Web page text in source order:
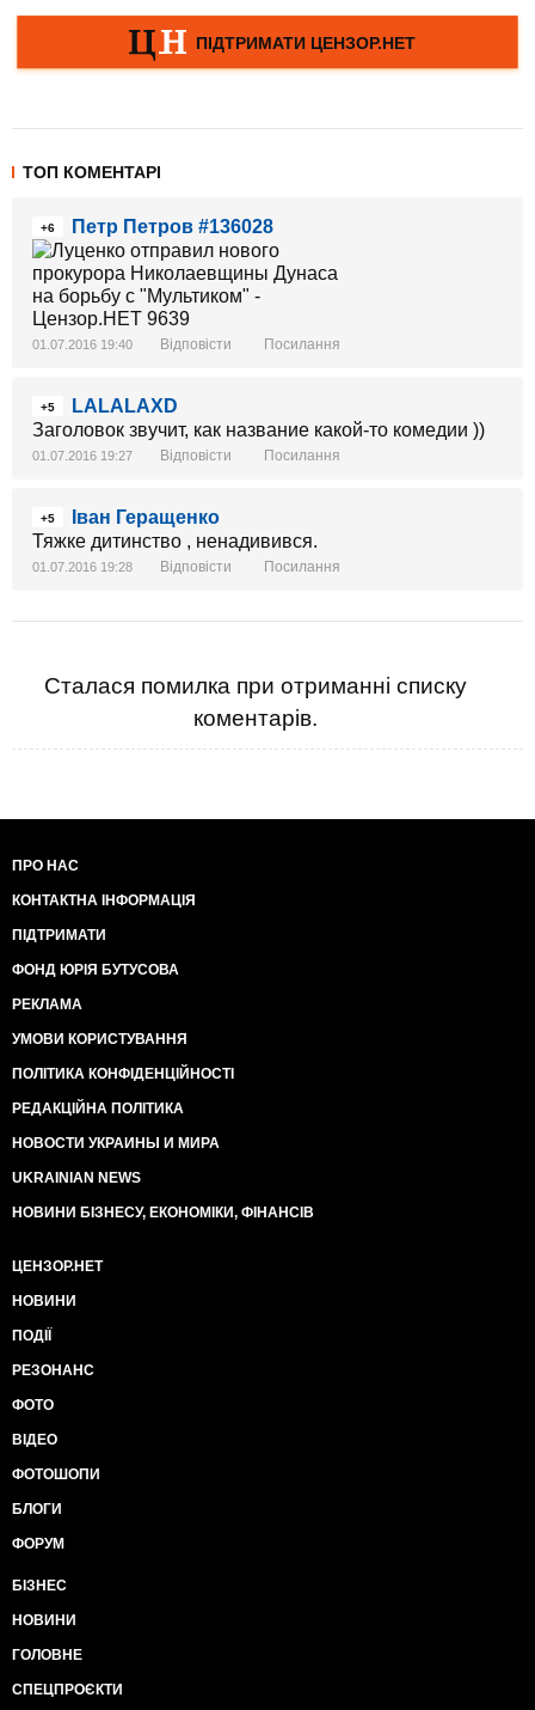
ТОП КОМЕНТАРІ
+6 Петр Петров #136028
01.07.2016 19:40 Відповісти Посилання
+5
LALALAXD
Заголовок звучит, как название какой-то комедии ))
01.07.2016 19:27 Відповісти Посилання
+5
Іван Геращенко
Тяжке дитинство , ненадивився.
01.07.2016 19:28 Відповісти Посилання
Сталася помилка при отриманні списку
коментарів.
ПРО НАС
КОНТАКТНА ІНФОРМАЦІЯ
ПІДТРИМАТИ
ФОНД ЮРІЯ БУТУСОВА
РЕКЛАМА
УМОВИ КОРИСТУВАННЯ
ПОЛІТИКА КОНФІДЕНЦІЙНОСТІ
РЕДАКЦІЙНА ПОЛІТИКА
НОВОСТИ УКРАИНЫ И МИРА
UKRAINIAN NEWS
НОВИНИ БІЗНЕСУ, ЕКОНОМІКИ, ФІНАНСІВ
ЦЕНЗОР.НЕТ
НОВИНИ
ПОДІЇ
РЕЗОНАНС
ФОТО
ВІДЕО
ФОТОШОПИ
БЛОГИ
ФОРУМ
БІЗНЕС
НОВИНИ
ГОЛОВНЕ
СПЕЦПРОЄКТИ